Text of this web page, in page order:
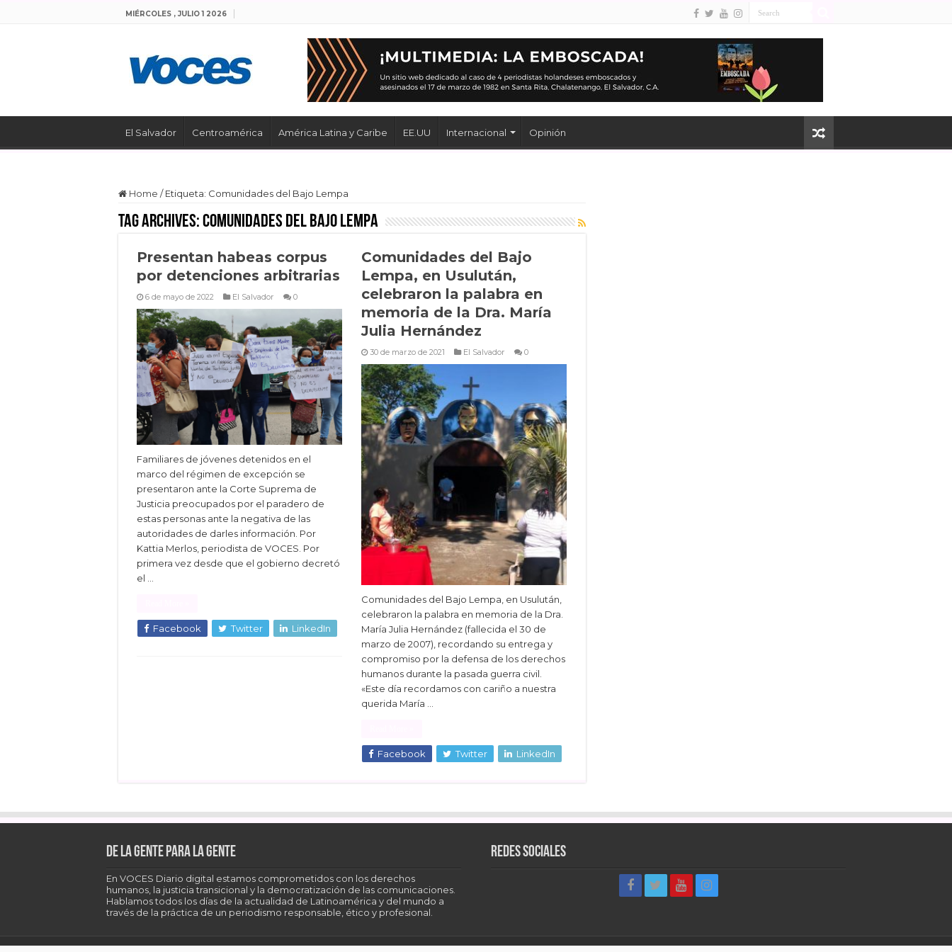
MIÉRCOLES , JULIO 1 2026
El Salvador Centroamérica América Latina y Caribe EE.UU Internacional Opinión
Home / Etiqueta: Comunidades del Bajo Lempa
Tag Archives:Comunidades del Bajo Lempa
Presentan habeas corpus
por detenciones arbitrarias
6 de mayo de 2022 El Salvador 0
Familiares de jóvenes detenidos en el
marco del régimen de excepción se
presentaron ante la Corte Suprema de
Justicia preocupados por el paradero de
estas personas ante la negativa de las
autoridades de darles información. Por
Kattia Merlos, periodista de VOCES. Por
primera vez desde que el gobierno decretó
el …
Facebook Twitter LinkedIn
Comunidades del Bajo
Lempa, en Usulután,
celebraron la palabra en
memoria de la Dra. María
Julia Hernández
30 de marzo de 2021 El Salvador 0
Comunidades del Bajo Lempa, en Usulután,
celebraron la palabra en memoria de la Dra.
María Julia Hernández (fallecida el 30 de
marzo de 2007), recordando su entrega y
compromiso por la defensa de los derechos
humanos durante la pasada guerra civil.
«Este día recordamos con cariño a nuestra
querida María …
Facebook Twitter LinkedIn
De la gente para la gente
En VOCES Diario digital estamos comprometidos con los derechos
humanos, la justicia transicional y la democratización de las comunicaciones.
Hablamos todos los días de la actualidad de Latinoamérica y del mundo a
través de la práctica de un periodismo responsable, ético y profesional.
Redes sociales